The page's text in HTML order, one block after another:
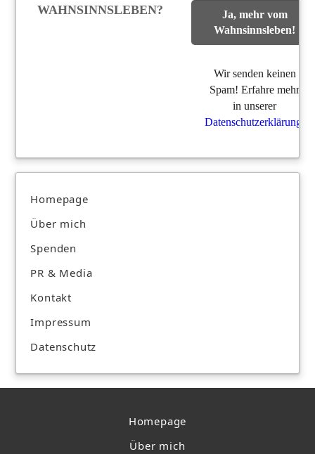
WAHNSINNSLEBEN?
Wir senden keinen
Spam! Erfahre mehr
in unserer
Datenschutzerklärung
Homepage
Über mich
Spenden
PR & Media
Kontakt
Impressum
Datenschutz
Homepage
Über mich